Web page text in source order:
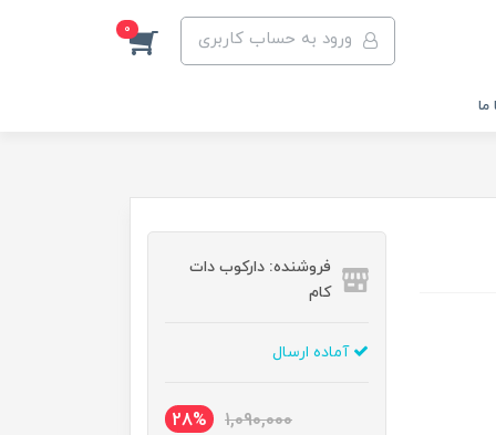
ورود به حساب کاربری 0
ما
فروشنده: دارکوب دات
کام
آماده ارسال
1,090,000
28%